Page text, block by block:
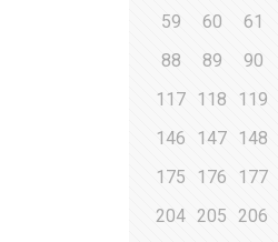
59
60 61
88
89 90
117 118 119
146
147 148
175
176 177
204 205 206